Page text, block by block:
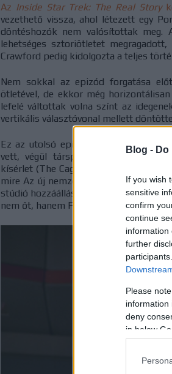
Blog -
If you wish
sensitive
confirm
continue
information
further
Please
information
deny
in below
Az Inside Star Trek: The Real Story
vezethető vissza, ahol létezett egy
döntéshozók nem valósítottak meg.
lehetséges sztoriötletet
Crawford pedig kidolgozta a teljes
Nem sokkal az epizód forgatása
ötletével, de ekkor még
lefelé váltottak volna színt az
vertikális választóvonal mellett
Ez az utolsó epizód az eredeti
vett, végül társproduceri
kísérlet (The Cage, TOS 1x00) óta
mire Az új nemzedékben újra
stúdió hozzáállása miatt távozott, de
nem őt, hanem Freibergert nevezte ki